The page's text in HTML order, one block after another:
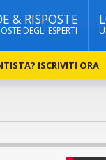
& RISPOSTE
DEGLI ESPERTI
ISCRIVITI ORA